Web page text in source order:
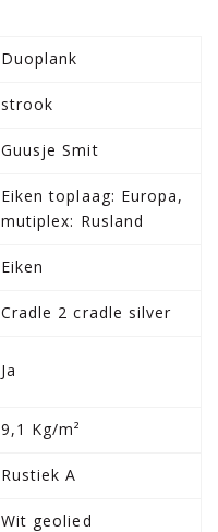
Duoplank
strook
Guusje Smit
Eiken toplaag: Europa,
mutiplex: Rusland
Eiken
Cradle 2 cradle silver
Ja
9,1 Kg/m²
Rustiek A
Wit geolied